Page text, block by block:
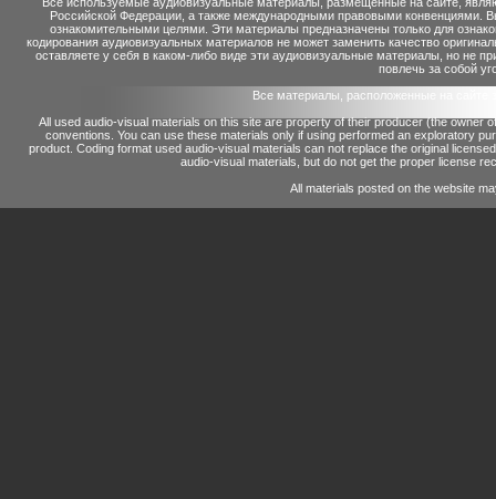
Российской Федерации, а также международными правовыми конвенциями.
ознакомительными целями. Эти материалы предназначены только для
кодирования аудиовизуальных материалов не может заменить качество
оставляете у себя в каком-либо виде эти аудиовизуальные материалы, но не
повлечь за собой
Все материалы, расположенные на сайте
All used audio-visual materials on this site are property of their producer (the owner
conventions. You can use these materials only if using performed an exploratory
product. Coding format used audio-visual materials can not replace the original
audio-visual materials, but do not get the proper license
All materials posted on the website